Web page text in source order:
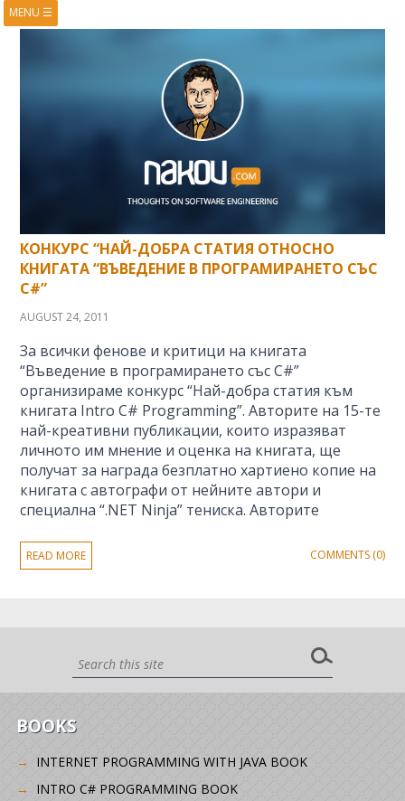
MENU ☰
КОНКУРС “НАЙ-ДОБРА СТАТИЯ ОТНОСНО
КНИГАТА “ВЪВЕДЕНИЕ В ПРОГРАМИРАНЕТО СЪС
C#”
AUGUST 24, 2011
За всички фенове и критици на книгата
“Въведение в програмирането със C#”
организираме конкурс “Най-добра статия към
книгата Intro C# Programming”. Авторите на 15-те
най-креативни публикации, които изразяват
личното им мнение и оценка на книгата, ще
получат за награда безплатно хартиено копие на
книгата с автографи от нейните автори и
специална “.NET Ninja” тениска. Авторите
READ MORE COMMENTS (0)
BOOKS
INTERNET PROGRAMMING WITH JAVA BOOK
INTRO C# PROGRAMMING BOOK